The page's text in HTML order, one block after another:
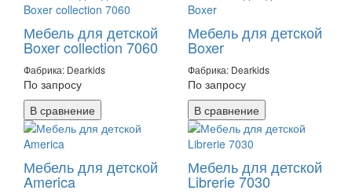
Мебель для детской
Boxer collection 7060
Фабрика: Dearkids
По запросу
В сравнение
Мебель для детской
Boxer
Фабрика: Dearkids
По запросу
В сравнение
Мебель для детской
America
Мебель для детской
Librerie 7030